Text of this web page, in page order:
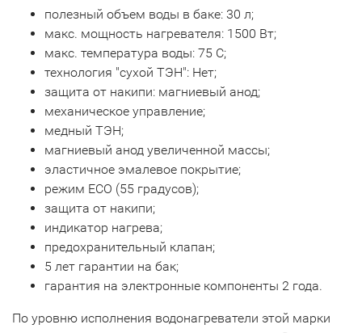
полезный объем воды в баке: 30 л;
макс. мощность нагревателя: 1500 Вт;
макс. температура воды: 75 С;
технология "сухой ТЭН": Нет;
защита от накипи: магниевый анод;
механическое управление;
медный ТЭН;
магниевый анод увеличенной массы;
эластичное эмалевое покрытие;
режим ECO (55 градусов);
защита от накипи;
индикатор нагрева;
предохранительный клапан;
5 лет гарантии на бак;
гарантия на электронные компоненты 2 года.
По уровню исполнения водонагреватели этой марки